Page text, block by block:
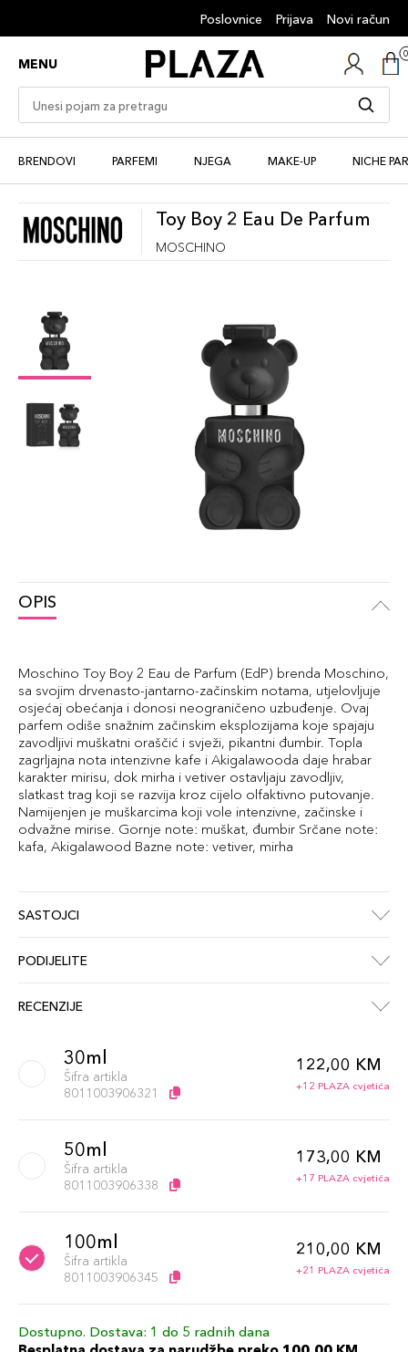
Poslovnice Prijava Novi račun
MENU
BRENDOVI PARFEMI NJEGA MAKE-UP NICHE
Toy Boy 2 Eau De Parfum
MOSCHINO
OPIS
Moschino Toy Boy 2 Eau de Parfum (EdP) brenda Moschino,
sa svojim drvenasto-jantarno-začinskim notama, utjelovljuje
osjećaj obećanja i donosi neograničeno uzbuđenje. Ovaj
parfem odiše snažnim začinskim eksplozijama koje spajaju
zavodljivi muškatni oraščić i svježi, pikantni đumbir. Topla
zagrljajna nota intenzivne kafe i Akigalawooda daje hrabar
karakter mirisu, dok mirha i vetiver ostavljaju zavodljiv,
slatkast trag koji se razvija kroz cijelo olfaktivno putovanje.
Namijenjen je muškarcima koji vole intenzivne, začinske i
odvažne mirise. Gornje note: muškat, đumbir Srčane note:
kafa, Akigalawood Bazne note: vetiver, mirha
SASTOJCI
PODIJELITE
RECENZIJE
30ml
Šifra artikla
8011003906321
122,00 KM
+12 PLAZA cvjetića
50ml
Šifra artikla
8011003906338
173,00 KM
+17 PLAZA cvjetića
100ml
Šifra artikla
8011003906345
210,00 KM
+21 PLAZA cvjetića
Dostupno. Dostava: 1 do 5 radnih dana